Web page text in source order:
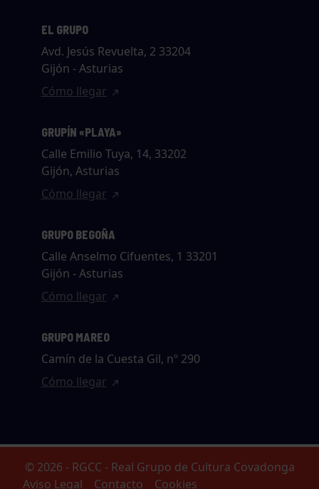
EL GRUPO
Avd. Jesús Revuelta, 2 33204
Gijón - Asturias
Cómo llegar
GRUPÍN «PLAYA»
Calle Emilio Tuya, 14, 33202
Gijón, Asturias
Cómo llegar
GRUPO BEGOÑA
Calle Anselmo Cifuentes, 1 33201
Gijón - Asturias
Cómo llegar
GRUPO MAREO
Camín de la Cuesta Gil, nº 290
Cómo llegar
© 2026 - RGCC - Real Grupo de Cultura Covadonga
Aviso Legal
Contacto Cookies